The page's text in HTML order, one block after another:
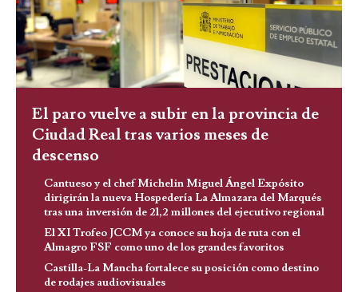
El paro vuelve a subir en la provincia de
Ciudad Real tras varios meses de
descenso
Cantueso y el chef Michelin Miguel Ángel Expósito
dirigirán la nueva Hospedería La Almazara del Marqués
tras una inversión de 21,2 millones del ejecutivo regional
El XI Trofeo JCCM ya conoce su hoja de ruta con el
Almagro FSF como uno de los grandes favoritos
Castilla-La Mancha fortalece su posición como destino
de rodajes audiovisuales